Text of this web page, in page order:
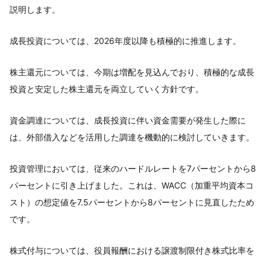
説明します。
成長投資については、2026年度以降も積極的に推進します。
株主還元については、今期は増配を見込んでおり、積極的な成長
投資と安定した株主還元を両立していく方針です。
資金調達については、成長投資に伴い資金需要が発生した際に
は、外部借入などを活用した調達を機動的に検討していきます。
投資管理においては、従来のハードルレートを7パーセントから8
パーセントに引き上げました。これは、WACC（加重平均資本コ
スト）の想定値を7.5パーセントから8パーセントに見直したため
です。
株式付与については、役員報酬における譲渡制限付き株式比率を